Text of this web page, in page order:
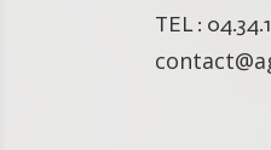
TEL :